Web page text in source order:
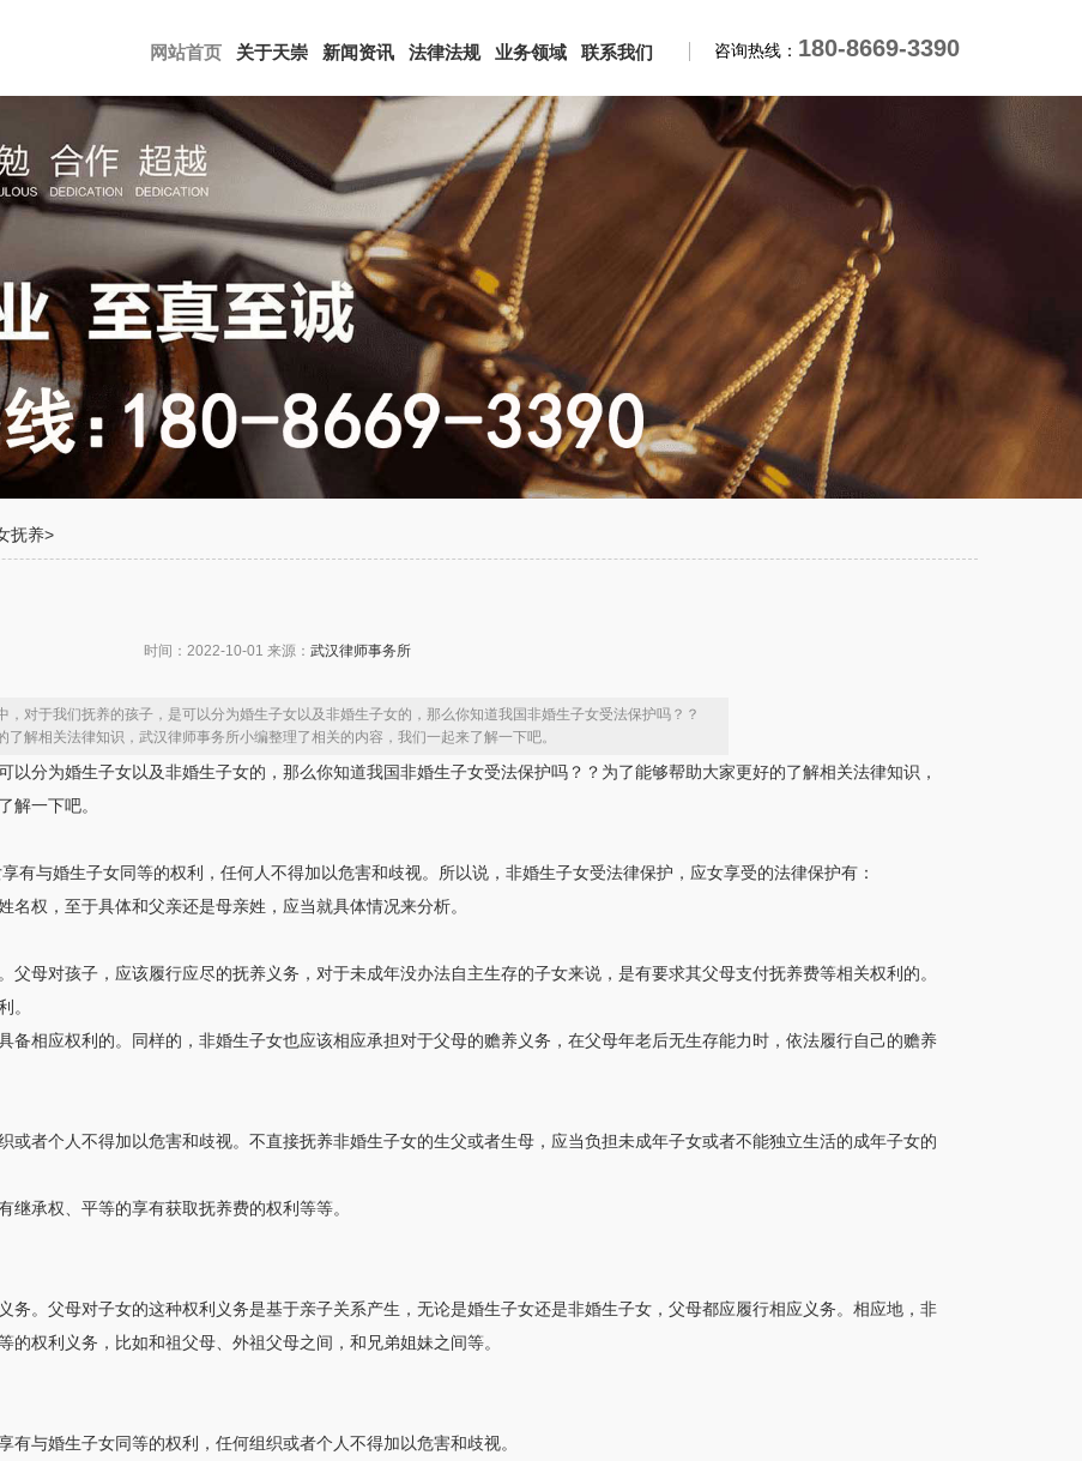
咨询热线： 180-8669-3390
网站首页 关于天崇 新闻资讯 法律法规 业务领域 联系我们
抚养>
时间：2022-10-01 来源： 武汉律师事务所
，对于我们抚养的孩子，是可以分为婚生子女以及非婚生子女的，那么你知道我国非婚生子女受法保护吗？？
了解相关法律知识，武汉律师事务所小编整理了相关的内容，我们一起来了解一下吧。
以分为婚生子女以及非婚生子女的，那么你知道我国非婚生子女受法保护吗？？为了能够帮助大家更好的了解相关法律知识，
解一下吧。
有与婚生子女同等的权利，任何人不得加以危害和歧视。所以说，非婚生子女受法律保护，应女享受的法律保护有：
名权，至于具体和父亲还是母亲姓，应当就具体情况来分析。
父母对孩子，应该履行应尽的抚养义务，对于未成年没办法自主生存的子女来说，是有要求其父母支付抚养费等相关权利的。
。
备相应权利的。同样的，非婚生子女也应该相应承担对于父母的赡养义务，在父母年老后无生存能力时，依法履行自己的赡养
或者个人不得加以危害和歧视。不直接抚养非婚生子女的生父或者生母，应当负担未成年子女或者不能独立生活的成年子女的
承权、平等的享有获取抚养费的权利等等。
务。父母对子女的这种权利义务是基于亲子关系产生，无论是婚生子女还是非婚生子女，父母都应履行相应义务。相应地，非
权利义务，比如和祖父母、外祖父母之间，和兄弟姐妹之间等。
与婚生子女同等的权利，任何组织或者个人不得加以危害和歧视。